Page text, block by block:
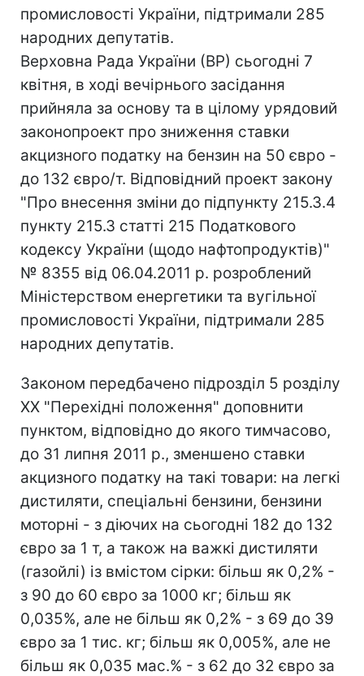
промисловості України, підтримали 285
народних депутатів.
Верховна Рада України (ВР) сьогодні 7
квітня, в ході вечірнього засідання
прийняла за основу та в цілому урядовий
законопроект про зниження ставки
акцизного податку на бензин на 50 євро -
до 132 євро/т. Відповідний проект закону
"Про внесення зміни до підпункту 215.3.4
пункту 215.3 статті 215 Податкового
кодексу України (щодо нафтопродуктів)"
№ 8355 від 06.04.2011 р. розроблений
Міністерством енергетики та вугільної
промисловості України, підтримали 285
народних депутатів.
Законом передбачено підрозділ 5 розділу
XX "Перехідні положення" доповнити
пунктом, відповідно до якого тимчасово,
до 31 липня 2011 р., зменшено ставки
акцизного податку на такі товари: на легкі
дистиляти, спеціальні бензини, бензини
моторні - з діючих на сьогодні 182 до 132
євро за 1 т, а також на важкі дистиляти
(газойлі) із вмістом сірки: більш як 0,2% -
з 90 до 60 євро за 1000 кг; більш як
0,035%, але не більш як 0,2% - з 69 до 39
євро за 1 тис. кг; більш як 0,005%, але не
більш як 0,035 мас.% - з 62 до 32 євро за